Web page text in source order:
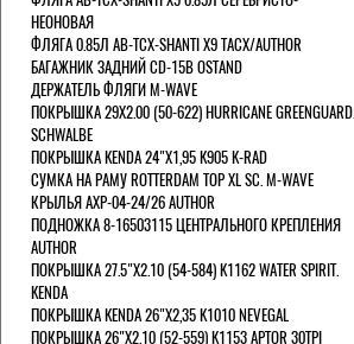
НЕОНОВАЯ
ФЛЯГА 0.85Л AB-TCX-SHANTI X9 TACX/AUTHOR
БАГАЖНИК ЗАДНИЙ CD-15B OSTAND
ДЕРЖАТЕЛЬ ФЛЯГИ M-WAVE
ПОКРЫШКА 29X2.00 (50-622) HURRICANE GREENGUARD.
SCHWALBE
ПОКРЫШКА KENDA 24"Х1,95 K905 K-RAD
СУМКА НА РАМУ ROTTERDAM TOP XL SC. M-WAVE
КРЫЛЬЯ AXP-04-24/26 AUTHOR
ПОДНОЖКА 8-16503115 ЦЕНТРАЛЬНОГО КРЕПЛЕНИЯ
AUTHOR
ПОКРЫШКА 27.5"Х2.10 (54-584) K1162 WATER SPIRIT.
KENDA
ПОКРЫШКА KENDA 26"Х2,35 K1010 NEVEGAL
ПОКРЫШКА 26"Х2.10 (52-559) K1153 APTOR 30TPI